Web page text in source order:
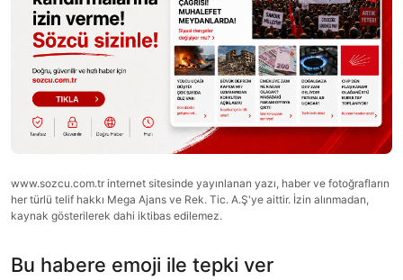
www.sozcu.com.tr internet sitesinde yayınlanan yazı, haber ve fotoğrafların
her türlü telif hakkı Mega Ajans ve Rek. Tic. A.Ş'ye aittir. İzin alınmadan,
kaynak gösterilerek dahi iktibas edilemez.
Bu habere emoji ile tepki ver